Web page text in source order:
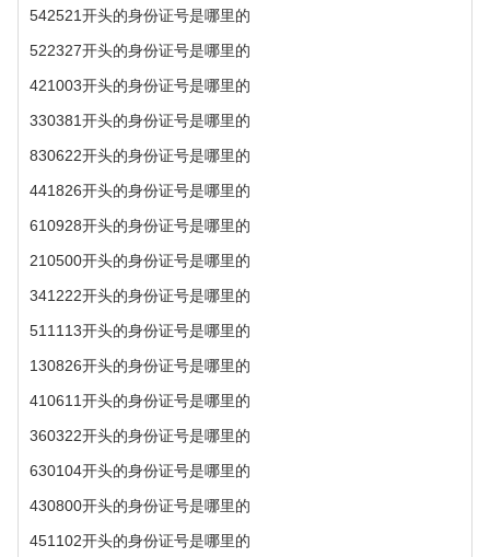
542521开头的身份证号是哪里的
522327开头的身份证号是哪里的
421003开头的身份证号是哪里的
330381开头的身份证号是哪里的
830622开头的身份证号是哪里的
441826开头的身份证号是哪里的
610928开头的身份证号是哪里的
210500开头的身份证号是哪里的
341222开头的身份证号是哪里的
511113开头的身份证号是哪里的
130826开头的身份证号是哪里的
410611开头的身份证号是哪里的
360322开头的身份证号是哪里的
630104开头的身份证号是哪里的
430800开头的身份证号是哪里的
451102开头的身份证号是哪里的